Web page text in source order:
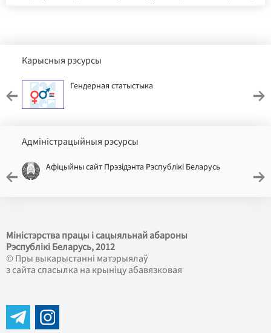
Карысныя рэсурсы
Гендерная статыстыка
Адміністрацыйныя рэсурсы
Афіцыйны сайт Прэзідэнта Рэспублікі Беларусь
Міністэрства працы і сацыяльнай абароны
Рэспублікі Беларусь, 2012
© Пры выкарыстанні матэрыялаў
з сайта спасылка на крыніцу абавязковая